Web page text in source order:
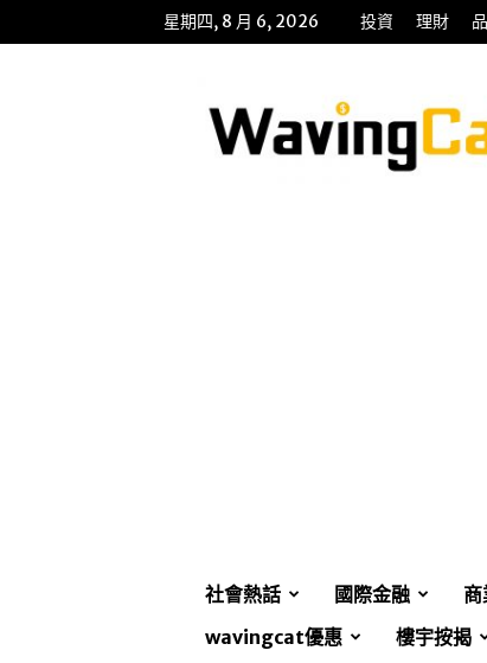
星期四, 8 月 6, 2026 投資 理財
招
財
貓
社會熱話 國際金融
wavingcat優惠
樓宇按揭